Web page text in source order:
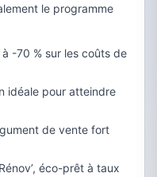
le programme
-70 % sur les coûts de
idéale pour atteindre
de vente fort
éco-prêt à taux